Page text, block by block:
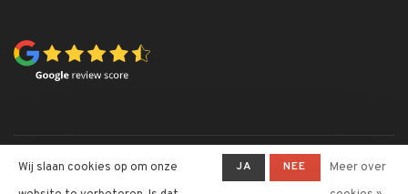
© Copyright 2026 Inofec
Wij slaan cookies op om onze
JA NEE
Meer over